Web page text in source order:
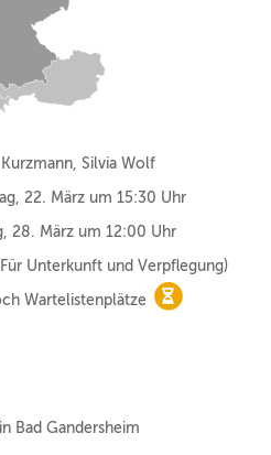
Silvia Wolf
22. März um 15:30 Uhr
28. März um 12:00 Uhr
Unterkunft und Verpflegung)
Wartelistenplätze nur noch
Bad Gandersheim